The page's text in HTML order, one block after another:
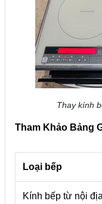
Thay kính
Tham Khảo Bảng
Loại bếp
Kính bếp từ nội